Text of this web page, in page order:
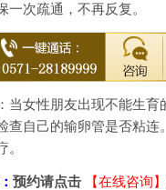
一次疏通，不再反复。
当女性朋友出现不能生育
查自己的输卵管是否粘连
预约请点击【在线咨询】